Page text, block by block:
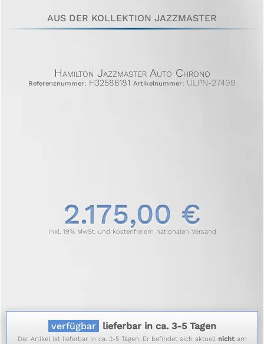
AUS DER KOLLEKTION JAZZMASTER
Hamilton Jazzmaster Auto Chrono
Referenznummer: H32586181 Artikelnummer: ULPN-27499
2.175,00 €
inkl. 19% MwSt. und kostenfreiem nationalen Versand
verfügbar lieferbar in ca. 3-5 Tagen
Der Artikel ist lieferbar in ca. 3-5 Tagen. Er befindet sich aktuell nichtam